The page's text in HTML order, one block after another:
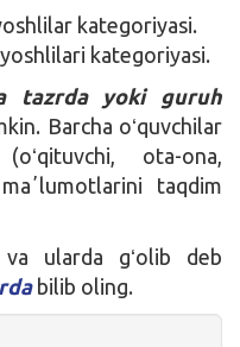
kategoriyasi.
kategoriyasi.
tazrda yoki guruh
Barcha oʻquvchilar
ota-ona,
taqdim
ularda gʻolib deb
bilib oling.